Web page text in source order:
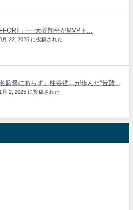
」──大谷翔平がMVPト...
月 22, 2025 に投稿された
監督にあらず」柱谷哲二が歩んだ“苦難...
月 2, 2025 に投稿された